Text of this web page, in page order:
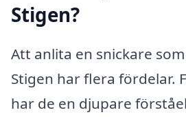
Stigen?
Att anlita en snickare
Stigen har flera fördelar.
har de en djupare